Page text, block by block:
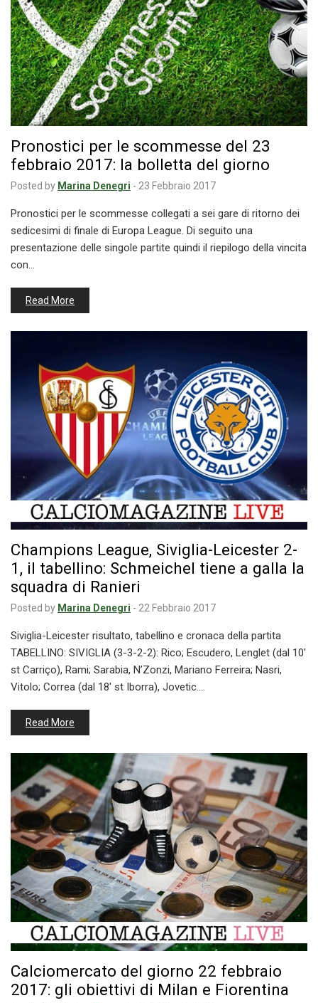
Pronostici per le scommesse del 23
febbraio 2017: la bolletta del giorno
Posted by Marina Denegri - 23 Febbraio 2017
Pronostici per le scommesse collegati a sei gare di ritorno dei
sedicesimi di finale di Europa League. Di seguito una
presentazione delle singole partite quindi il riepilogo della vincita
con…
Read More
Champions League, Siviglia-Leicester 2-
1, il tabellino: Schmeichel tiene a galla la
squadra di Ranieri
Posted by Marina Denegri - 22 Febbraio 2017
Siviglia-Leicester risultato, tabellino e cronaca della partita
TABELLINO: SIVIGLIA (3-3-2-2): Rico; Escudero, Lenglet (dal 10′
st Carriço), Rami; Sarabia, N’Zonzi, Mariano Ferreira; Nasri,
Vitolo; Correa (dal 18′ st Iborra), Jovetic.…
Read More
Calciomercato del giorno 22 febbraio
2017: gli obiettivi di Milan e Fiorentina